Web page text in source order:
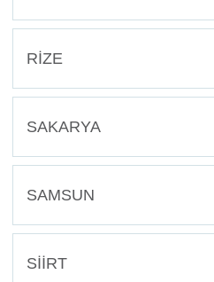
RİZE
SAKARYA
SAMSUN
SİİRT